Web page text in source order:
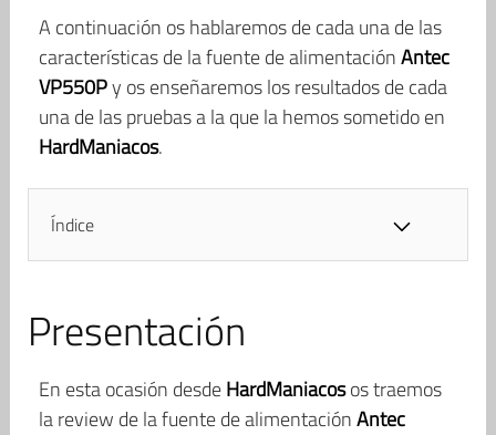
A continuación os hablaremos de cada una de las
características de la fuente de alimentaciónAntec
VP550Py os enseñaremos los resultados de cada
una de las pruebas a la que la hemos sometido en
HardManiacos.
Índice
Presentación
En esta ocasión desdeHardManiacosos traemos
la review de la fuente de alimentaciónAntec